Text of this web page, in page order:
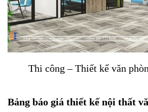
Thi công – Thiết kế văn
Bảng báo giá thiết kế nội thất